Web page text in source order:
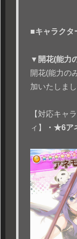
■キャラクタ
▼開花(能力
開花(能力の
加いたしまし
【対応キャ
ィ】
・★6ア